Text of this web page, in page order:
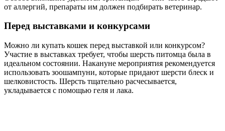
от аллергий, препараты им должен подбирать ветеринар.
Перед выставками и конкурсами
Можно ли купать кошек перед выставкой или конкурсом?
Участие в выставках требует, чтобы шерсть питомца была в
идеальном состоянии. Накануне мероприятия рекомендуется
использовать зоошампуни, которые придают шерсти блеск и
шелковистость. Шерсть тщательно расчесывается,
укладывается с помощью геля и лака.